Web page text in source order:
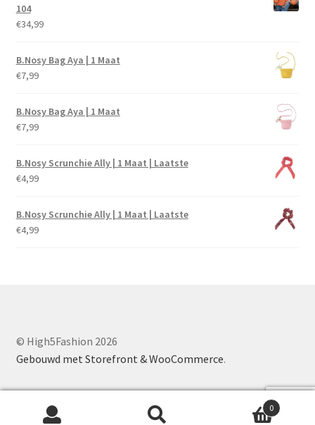
104
€34,99
B.Nosy Bag Aya | 1 Maat
€7,99
B.Nosy Bag Aya | 1 Maat
€7,99
B.Nosy Scrunchie Ally | 1 Maat | Laatste
€4,99
B.Nosy Scrunchie Ally | 1 Maat | Laatste
€4,99
© High5Fashion 2026
Gebouwd met Storefront & WooCommerce.
0